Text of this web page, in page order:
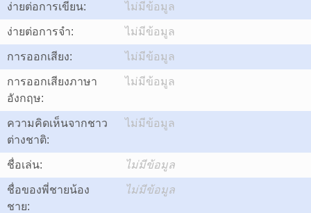
ง่ายต่อการเขียน: ไม่มีข้อมูล
ง่ายต่อการจำ: ไม่มีข้อมูล
การออกเสียง: ไม่มีข้อมูล
การออกเสียงภาษา
อังกฤษ:
ไม่มีข้อมูล
ความคิดเห็นจากชาว
ต่างชาติ:
ไม่มีข้อมูล
ชื่อเล่น: ไม่มีข้อมูล
ชื่อของพี่ชายน้อง
ชาย:
ไม่มีข้อมูล